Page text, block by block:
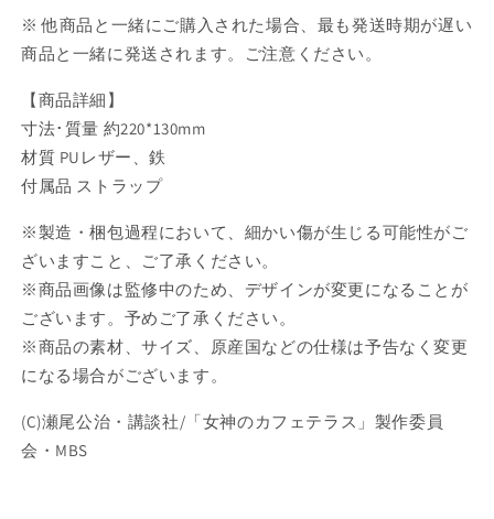
せ
商
品】
の
数
量
を
減
ら
す
品】
数
量
を
増
や
す
※ 他商品と一緒にご購入された場合、最も発送時期が遅い
商品と一緒に発送されます。ご注意ください。
【商品詳細】
寸法･質量 約220*130mm
材質 PUレザー、鉄
付属品 ストラップ
※製造・梱包過程において、細かい傷が生じる可能性がご
ざいますこと、ご了承ください。
※商品画像は監修中のため、デザインが変更になることが
ございます。予めご了承ください。
※商品の素材、サイズ、原産国などの仕様は予告なく変更
になる場合がございます。
(C)瀬尾公治・講談社/「女神のカフェテラス」製作委員
会・MBS